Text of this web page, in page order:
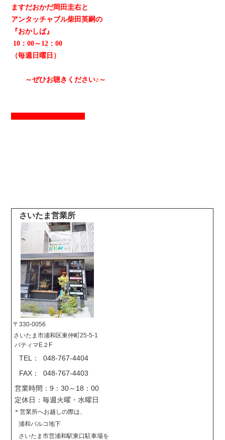
ますだおかだ岡田圭右と
アンタッチャブル柴田英嗣の
『おかしば』
10：00～12：00
（毎週日曜日）
～ぜひお聴きください♪～
さいたま営業所
〒330-0056
さいたま市浦和区東仲町25-5-1
バティマE２F
TEL： 048-767-4404
FAX： 048-767-4403
営業時間：9：30～18：00
定休日：毎週火曜・水曜日
＊営業所へお越しの際は、
浦和パルコ地下
さいたま市営浦和駅東口駐車場を